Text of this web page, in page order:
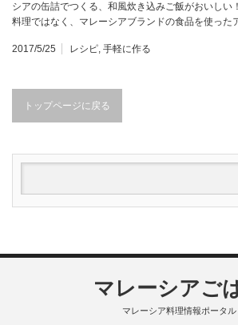
シアの缶詰でつくる、和風炊き込みご飯がおいし
料理ではなく、マレーシアブランドの食品を使った
2017/5/25 レシピ, 手軽に作る
トップページに戻る
マレーシアご
マレーシア料理情報ポータル